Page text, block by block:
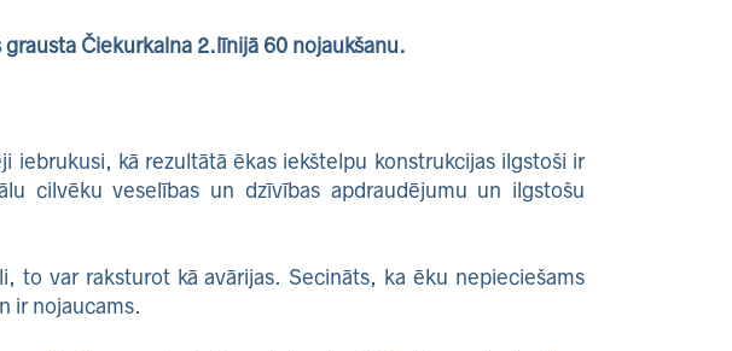
Čiekurkalna 2.līnijā 60 nojaukšanu.
kā rezultātā ēkas iekštelpu konstrukcijas ilgstoši ir
cilvēku veselības un dzīvības apdraudējumu un ilgstošu
to var raksturot kā avārijas. Secināts, ka ēku nepieciešams
ir nojaucams.